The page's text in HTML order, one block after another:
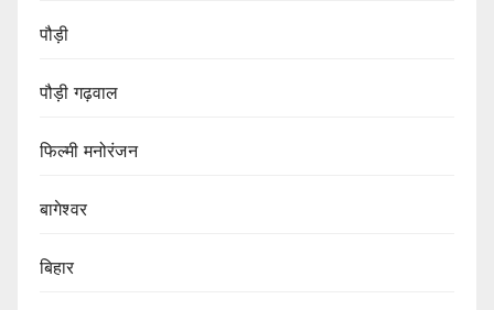
पौड़ी
पौड़ी गढ़वाल
फिल्मी मनोरंजन
बागेश्वर
बिहार